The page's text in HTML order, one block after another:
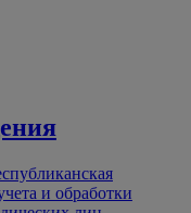
и обработки